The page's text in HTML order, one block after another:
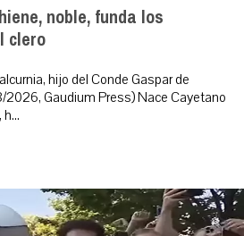
noble, funda los
clero
hijo del Conde Gaspar de
2026, Gaudium Press) Nace Cayetano